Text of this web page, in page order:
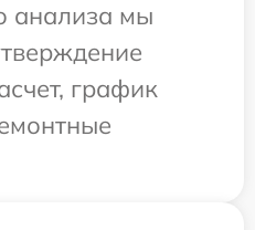
анализа мы
график